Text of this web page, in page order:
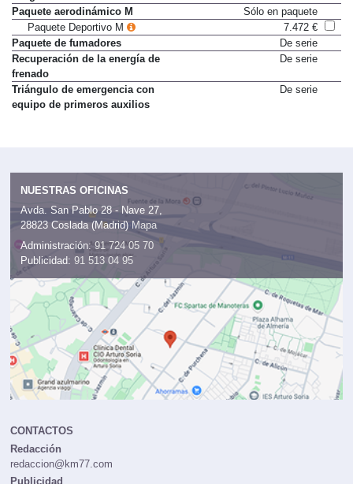
anagrama BMW en cromo
Paquete aerodinámico M
Sólo en paquete
Paquete Deportivo M
7.472 €
Paquete de fumadores
De serie
Recuperación de la energía de
frenado
Triángulo de emergencia con
NUESTRAS OFICINAS
Avda. San Pablo 28 - Nave 27,
28823 Coslada (Madrid)
Mapa
Administración:91 724 05 70
Publicidad:
CONTACTOS
Redacción
redaccion@km77.com